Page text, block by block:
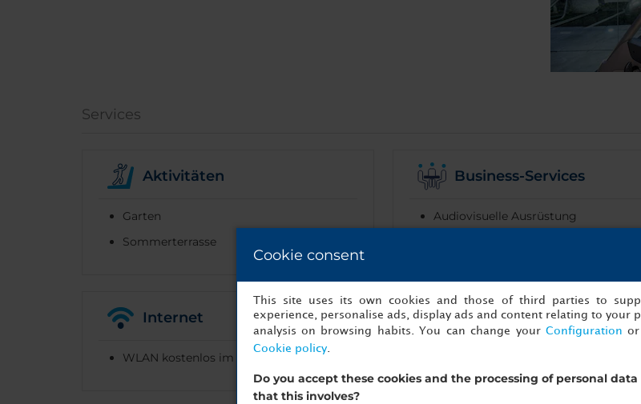
Services
Aktivitäten
Garten
Sommerterrasse
Business-Services
Audiovisuelle Ausrüstung
Internet
WLAN kostenlos im gesamten Hotel
Barrierefreie Einrichtungen
Cookie consent
This site uses its own cookies and those of third parties to
experience, personalise ads, display ads and content relating to your
analysis on browsing habits. You can change your Configuration
Cookie policy.
Do you accept these cookies and the processing of personal data
that this involves?